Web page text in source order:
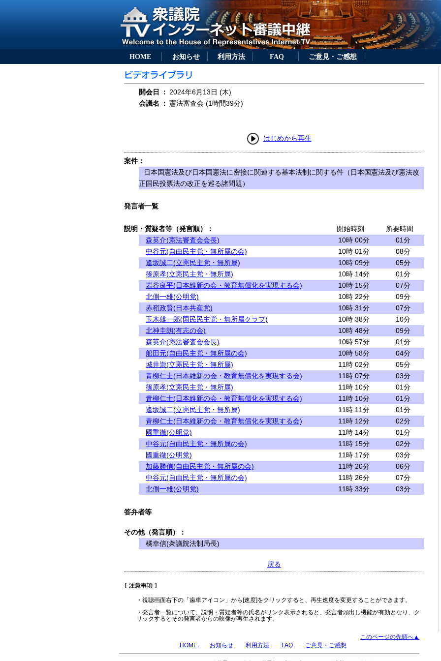
HOME お知らせ 利用方法 FAQ ご意見・ご感想
開会日 ： 2024年6月13日 (木)
会議名
： 憲法審査会 (1時間39分)
はじめから再生
案件：
日本国憲法及び日本国憲法に密接に関連する基本法制に関する件（日本国憲法及び憲法改
正国民投票法の改正を巡る諸問題）
発言者一覧
説明・質疑者等（発言順）： 開始時刻
所要時間
森英介(憲法審査会会長)
10時 00分
01分
中谷元(自由民主党・無所属の会)
10時 01分
08分
逢坂誠二(立憲民主党・無所属)
10時 09分
05分
篠原孝(立憲民主党・無所属)
10時 14分
01分
岩谷良平(日本維新の会・教育無償化を実現する会)
10時 15分
07分
北側一雄(公明党)
10時 22分
09分
赤嶺政賢(日本共産党)
10時 31分
07分
玉木雄一郎(国民民主党・無所属クラブ)
10時 38分
10分
北神圭朗(有志の会)
10時 48分
09分
森英介(憲法審査会会長)
10時 57分
01分
船田元(自由民主党・無所属の会)
10時 58分
04分
城井崇(立憲民主党・無所属)
11時 02分
05分
青柳仁士(日本維新の会・教育無償化を実現する会)
11時 07分
03分
篠原孝(立憲民主党・無所属)
11時 10分
01分
青柳仁士(日本維新の会・教育無償化を実現する会)
11時 10分
01分
逢坂誠二(立憲民主党・無所属)
11時 11分
01分
青柳仁士(日本維新の会・教育無償化を実現する会)
11時 12分
02分
國重徹(公明党)
11時 14分
01分
中谷元(自由民主党・無所属の会)
11時 15分
02分
國重徹(公明党)
11時 17分
03分
加藤勝信(自由民主党・無所属の会)
11時 20分
06分
中谷元(自由民主党・無所属の会)
11時 26分
07分
北側一雄(公明党)
11時 33分 03分
答弁者等
その他（発言順）：
橘幸信(衆議院法制局長)
戻る
・視聴画面右下の「歯車アイコン」から[速度]をクリックすると、再生速度を変更することができます。
・発言者一覧について、説明・質疑者等の氏名がリンク表示されると、発言者頭出し機能が有効となり、ク
リックするとその発言者からの映像が再生されます。
このページの先頭へ▲
HOME
お知らせ 利用方法 FAQ ご意見・ご感想